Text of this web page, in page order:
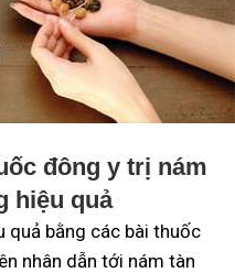
đông y trị nám
hiệu quả
quả bằng các bài thuốc
nhân dẫn tới nám tàn